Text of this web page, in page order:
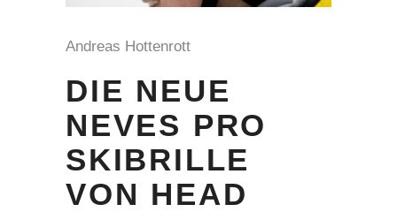
Andreas Hottenrott
DIE NEUE
NEVES PRO
SKIBRILLE
VON HEAD